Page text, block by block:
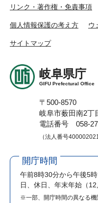
リンク・著作権・免責事項
個人情報保護の考え方 ウ
サイトマップ
岐阜県庁
GIFU Prefectural Office
〒500-8570
岐阜市薮田南2丁
電話番号 058-
（法人番号
開庁時間
午前8時30分から午後5
日、休日、年末年始（
※一部、開庁時間の異なる機